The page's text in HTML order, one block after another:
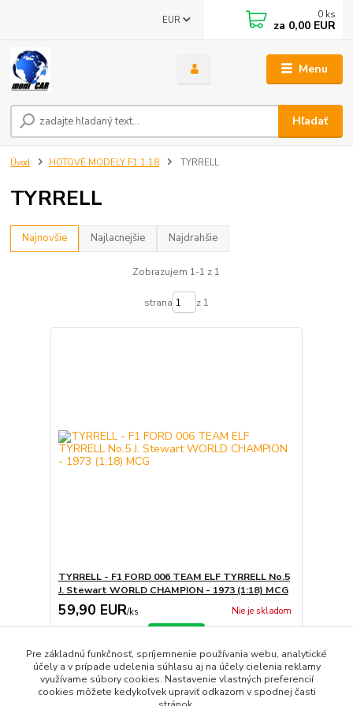
Menu
EUR
Hľadať
0 ks
za 0,00 EUR
Úvod HOTOVÉ MODELY F1 1:18 TYRRELL
TYRRELL
Najnovšie Najlacnejšie Najdrahšie
Zobrazujem 1-1 z 1
strana z 1
TYRRELL - F1 FORD 006 TEAM ELF TYRRELL No.5
J. Stewart WORLD CHAMPION - 1973 (1:18) MCG
59,90 EUR/ks Nie je skladom
strana z 1
Pre základnú funkčnosť, spríjemnenie používania webu, analytické
účely a v prípade udelenia súhlasu aj na účely cielenia reklamy
využívame súbory cookies. Nastavenie vlastných preferencií
cookies môžete kedykoľvek upraviť odkazom v spodnej časti